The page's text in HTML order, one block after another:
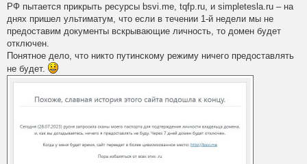
s
РФ пытается прикрыть ресурсы bsvi.me, tqfp.ru, и simpletesla.ru – на
днях пришел ультиматум, что если в течении 1-й недели мы не
предоставим документы вскрывающие личность, то домен будет
отключен.
Понятное дело, что никто путинскому режиму ничего предоставлять
не будет.